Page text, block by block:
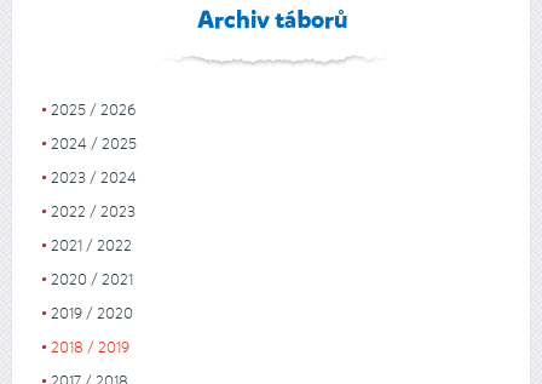
Archiv táborů
2025 / 2026
2024 / 2025
2023 / 2024
2022 / 2023
2021 / 2022
2020 / 2021
2019 / 2020
2018 / 2019